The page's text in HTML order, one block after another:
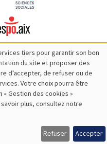
tiers pour garantir son bon
du site et proposer des
d’accepter, de refuser ou de
Votre choix pourra être
Gestion des cookies »
plus, consultez notre
Refuser Accepter